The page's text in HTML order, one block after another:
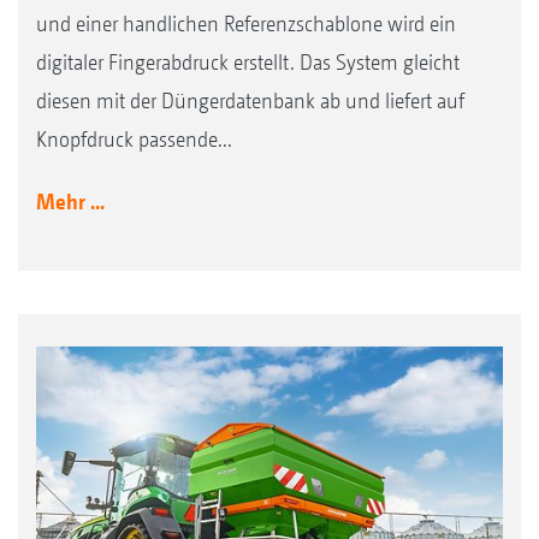
und einer handlichen Referenzschablone wird ein
digitaler Fingerabdruck erstellt. Das System gleicht
diesen mit der Düngerdatenbank ab und liefert auf
Knopfdruck passende...
Mehr ...